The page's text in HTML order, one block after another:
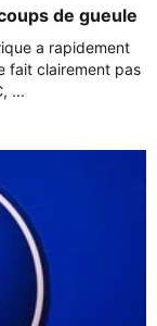
de gueule
a rapidement
fait clairement pas
...